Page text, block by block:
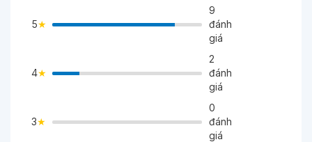
5
9
đánh
giá
4 >
2
đánh
giá
3 >
0
đánh
giá